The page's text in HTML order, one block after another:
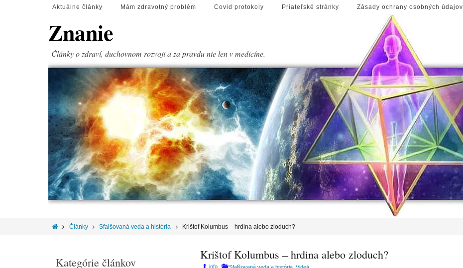
Aktuálne články Mám zdravotný problém Covid protokoly Priateľské stránky Zásady ochrany osobných údajov
Znanie
Články o zdraví, duchovnom rozvoji a za pravdu nie len v medicíne.
Články Sfalšovaná veda a história Krištof Kolumbus – hrdina alebo zloduch?
Krištof Kolumbus – hrdina alebo zloduch?
info
Kategórie článkov